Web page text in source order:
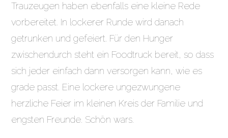
Trauzeugen haben ebenfalls eine kleine Rede
vorbereitet. In lockerer Runde wird danach
getrunken und gefeiert. Für den Hunger
zwischendurch steht ein Foodtruck bereit, so dass
sich jeder einfach dann versorgen kann, wie es
grade passt. Eine lockere ungezwungene
herzliche Feier im kleinen Kreis der Familie und
engsten Freunde. Schön wars.